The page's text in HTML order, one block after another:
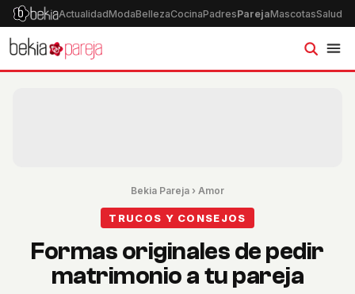
ActualidadModaBellezaCocinaPadresParejaMascotasSalud
Bekia Pareja › Amor
TRUCOS Y CONSEJOS
Formas originales de pedir
matrimonio a tu pareja